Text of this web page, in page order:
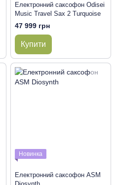
Електронний саксофон Odisei
Music Travel Sax 2 Turquoise
47 999 грн
Купити
Новинка
Електронний саксофон ASM